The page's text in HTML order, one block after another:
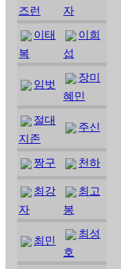
즈런
자
이태
복
이희
섭
임벗
장미
혜민
절대
지존
주신
짱구 천하
최강
자
최고
봉
최민
최성
호